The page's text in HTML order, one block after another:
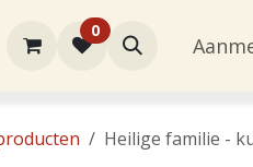
0
Heilige familie -